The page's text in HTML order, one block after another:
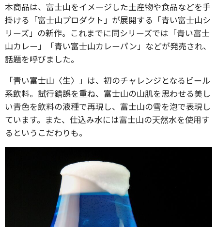
本商品は、富士山をイメージした土産物や食品などを手
掛ける「富士山プロダクト」が展開する「青い富士山シ
リーズ」の新作。これまでに同シリーズでは「青い富士
山カレー」「青い富士山カレーパン」などが発売され、
話題を呼びました。
「青い富士山〈生〉」は、初のチャレンジとなるビール
系飲料。試行錯誤を重ね、富士山の山肌を思わせる美し
い青色を飲料の液種で再現し、富士山の雪を泡で表現し
ています。また、仕込み水には富士山の天然水を使用す
るというこだわりも。